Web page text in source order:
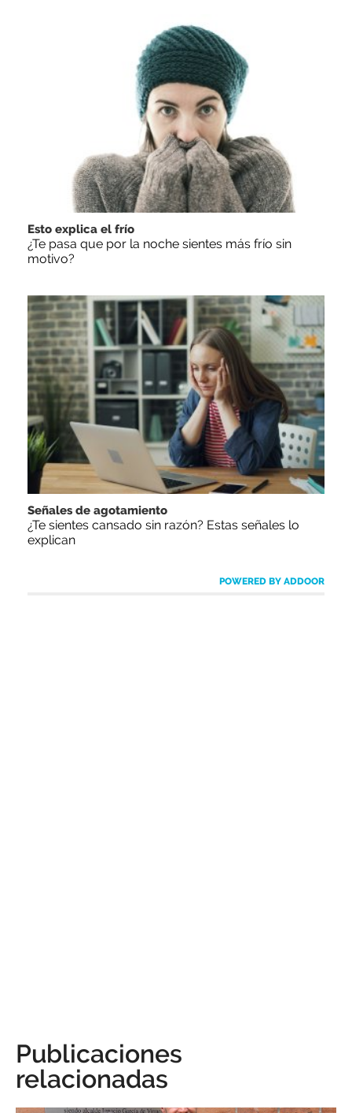
Esto explica el frío
¿Te pasa que por la noche sientes más frío sin
motivo?
Señales de agotamiento
¿Te sientes cansado sin razón? Estas señales lo
explican
POWERED BY ADDOOR
Publicaciones
relacionadas